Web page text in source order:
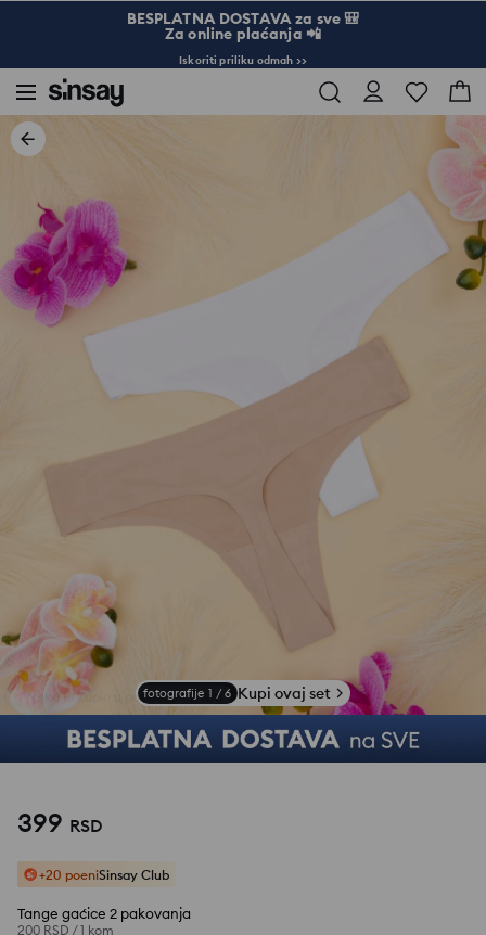
BESPLATNA DOSTAVA za sve 🎒
Za online plaćanja 📲
Iskoriti priliku odmah >>
fotografije 1 / 6 Kupi ovaj set
399 RSD
+20 poeniSinsay Club
Tange gaćice 2 pakovanja
200 RSD /1 kom